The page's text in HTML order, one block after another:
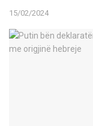
15/02/2024